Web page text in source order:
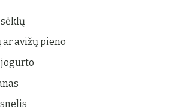
avižų pieno
jogurto